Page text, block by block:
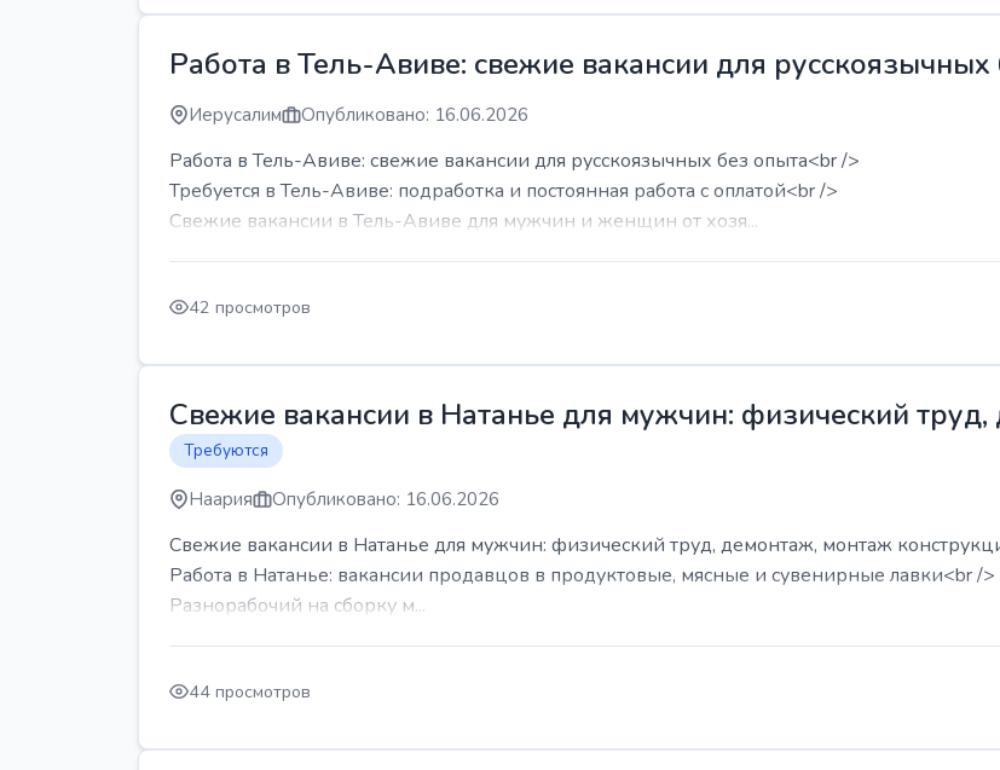
Работа в Тель-Авиве: свежие вакансии для русскоязычных
Иерусалим Опубликовано: 16.06.2026
Работа в Тель-Авиве: свежие вакансии для русскоязычных без опыта<br />
Требуется в Тель-Авиве: подработка и постоянная работа с оплатой<br />
Свежие вакансии в Тель-Авиве для мужчин и женщин от хозя...
42 просмотров
Свежие вакансии в Натанье для мужчин: физический
Требуются
Наария Опубликовано: 16.06.2026
Свежие вакансии в Натанье для мужчин: физический труд, демонтаж, монтаж
Работа в Натанье: вакансии продавцов в продуктовые, мясные и сувенирные лавки<br />
Разнорабочий на сборку м...
44 просмотров